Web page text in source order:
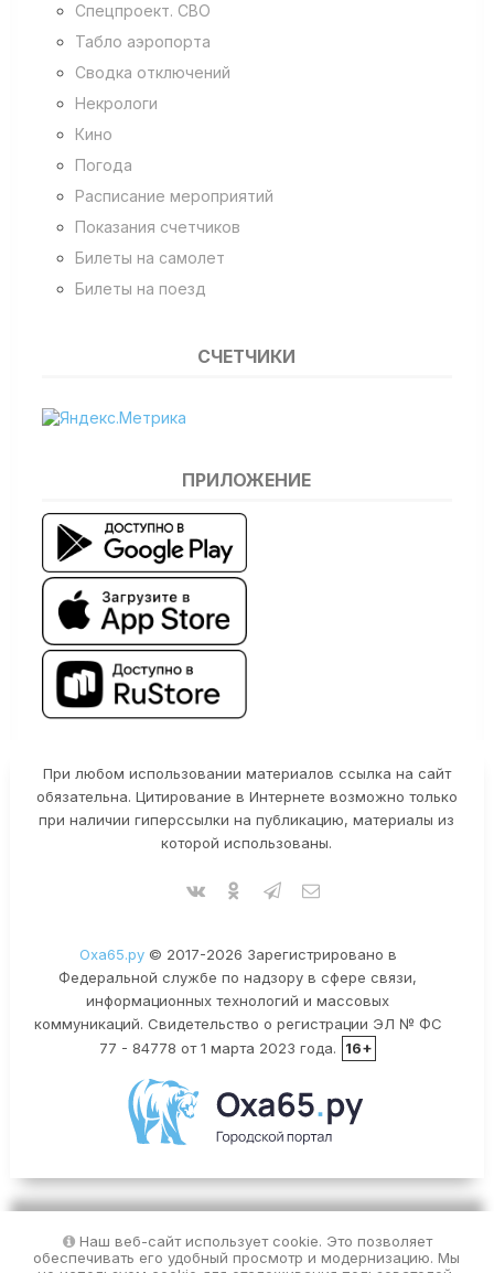
Спецпроект. СВО
Табло аэропорта
Сводка отключений
Некрологи
Кино
Погода
Расписание мероприятий
Показания счетчиков
Билеты на самолет
Билеты на поезд
СЧЕТЧИКИ
ПРИЛОЖЕНИЕ
При любом использовании материалов ссылка на сайт
обязательна. Цитирование в Интернете возможно только
при наличии гиперссылки на публикацию, материалы из
которой использованы.
Оха65.ру© 2017-2026 Зарегистрировано в
Федеральной службе по надзору в сфере связи,
информационных технологий и массовых
коммуникаций. Свидетельство о регистрации ЭЛ № ФС
77 - 84778 от 1 марта 2023 года.
16+
Наш веб-сайт использует cookie. Это позволяет
обеспечивать его удобный просмотр и модернизацию. Мы